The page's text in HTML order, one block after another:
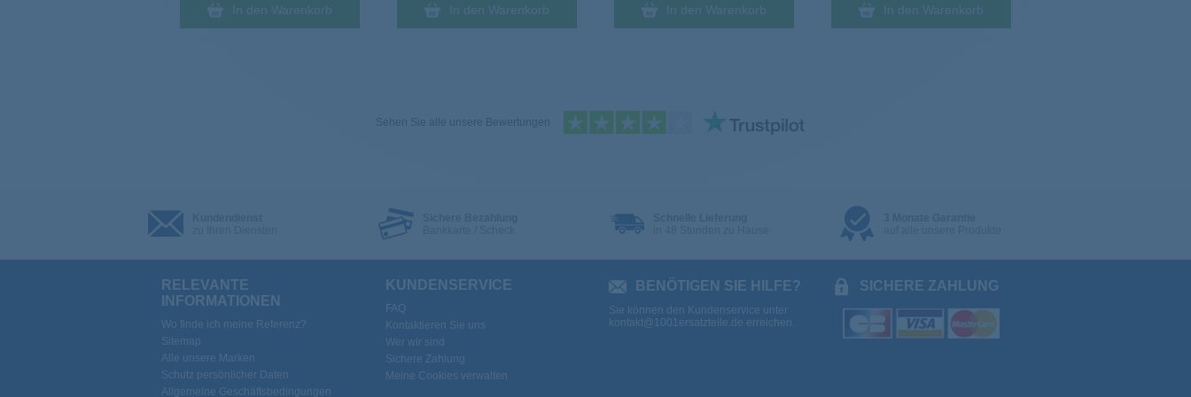
In den Warenkorb In den Warenkorb In den Warenkorb In den Warenkorb
Sehen Sie alle unsere Bewertungen
RELEVANTE
INFORMATIONEN
Wo finde ich meine Referenz?
Sitemap
Alle unsere Marken
Schutz persönlicher Daten
Allgemeine Geschäftsbedingungen
KUNDENSERVICE
FAQ
Kontaktieren Sie uns
Wer wir sind
Sichere Zahlung
Meine Cookies verwalten
BENÖTIGEN SIE HILFE?
Sie können den Kundenservice unter
kontakt@1001ersatzteile.de erreichen.
SICHERE ZAHLUNG